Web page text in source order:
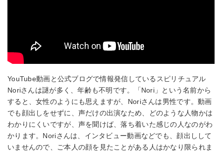
YouTube動画と公式ブログで情報発信しているスピリチュアル
Noriさんは謎が多く、年齢も不明です。「Nori」という名前から
すると、女性のようにも思えますが、Noriさんは男性です。動画
でも顔出しをせずに、声だけの出演なため、どのような人物かは
わかりにくいですが、声を聞けば、落ち着いた感じの人なのがわ
かります。Noriさんは、インタビュー動画などでも、顔出しして
いませんので、ご本人の顔を見たことがある人はかなり限られま